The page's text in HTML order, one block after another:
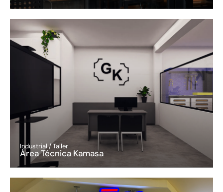
Industrial / Taller
Área Técnica Kamasa